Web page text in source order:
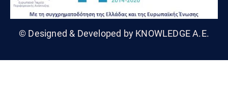
© Designed & Developed by KNOWLEDGE A.E.